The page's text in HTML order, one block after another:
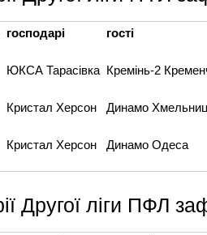
господарі гості
ЮКСА Тарасівка Кремінь-2
Кристал Херсон Динамо
Кристал Херсон Динамо Одеса
Другої ліги ПФЛ